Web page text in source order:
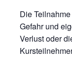
Die
Gefahr und
Verlust oder